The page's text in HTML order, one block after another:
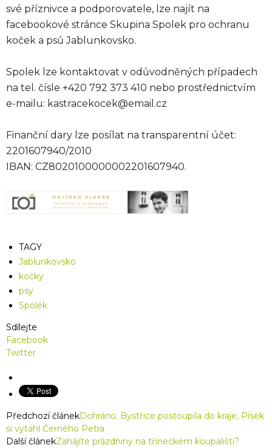
své příznivce a podporovatele, lze najít na
facebookové stránce Skupina Spolek pro ochranu
koček a psů Jablunkovsko.
Spolek lze kontaktovat v odůvodněných případech
na tel. čísle +420 792 373 410 nebo prostřednictvím
e-mailu: kastracekocek@email.cz
Finanční dary lze posílat na transparentní účet:
2201607940/2010
IBAN: CZ8020100000002201607940.
TAGY
Jablunkovsko
kočky
psy
Spolek
Sdílejte
Facebook
Twitter
Předchozí článekDohráno. Bystřice postoupila do kraje, Písek
si vytáhl Černého Petra
Další článekZahájíte prázdniny na třineckém koupališti?